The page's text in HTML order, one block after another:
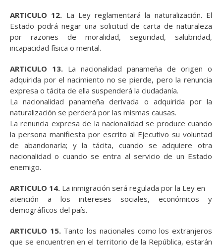
ARTICULO 12. La Ley reglamentará la naturalización. El
Estado podrá negar una solicitud de carta de naturaleza
por razones de moralidad, seguridad, salubridad,
incapacidad física o mental.
ARTICULO 13. La nacionalidad panameña de origen o
adquirida por el nacimiento no se pierde, pero la renuncia
expresa o tácita de ella suspenderá la ciudadanía.
La nacionalidad panameña derivada o adquirida por la
naturalización se perderá por las mismas causas.
La renuncia expresa de la nacionalidad se produce cuando
la persona manifiesta por escrito al Ejecutivo su voluntad
de abandonarla; y la tácita, cuando se adquiere otra
nacionalidad o cuando se entra al servicio de un Estado
enemigo.
ARTICULO 14. La inmigración será regulada por la Ley en
atención a los intereses sociales, económicos y
demográficos del país.
ARTICULO 15.Tanto los nacionales como los extranjeros
que se encuentren en el territorio de la República, estarán